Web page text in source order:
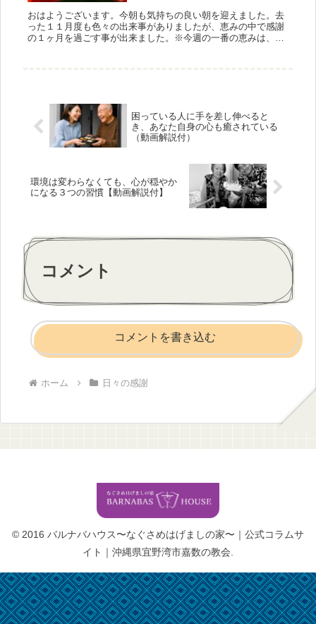
おはようございます。今朝も気持ちの良い朝を迎えました。去
った１１月度も色々の出来事がありましたが、恵みの中で感謝
の１ヶ月を過ごす事が出来ました。※今週の一番の恵みは、愛
困っている人に手を差し伸べると
き、あなた自身の心も癒されている
（動画解説付）
環境は変わらなくても、心が穏やか
になる３つの習慣【動画解説付】
コメント
コメントを書き込む
ホーム 日々の感謝
© 2016 バルナバハウス〜なぐさめはげましの家〜｜公式コラムサ
イト｜沖縄県宜野湾市嘉数の教会.